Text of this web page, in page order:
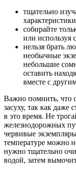
тщательно
собирайте
или используя
нельзя брать
необычные
небольшие
оставить
вместе с
Важно помнить, что
засуху, так как
в это время. Не
железнодорожных
червивые
температуре можно
нужно тщательно
водой, затем